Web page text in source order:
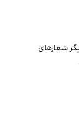
شعارهای